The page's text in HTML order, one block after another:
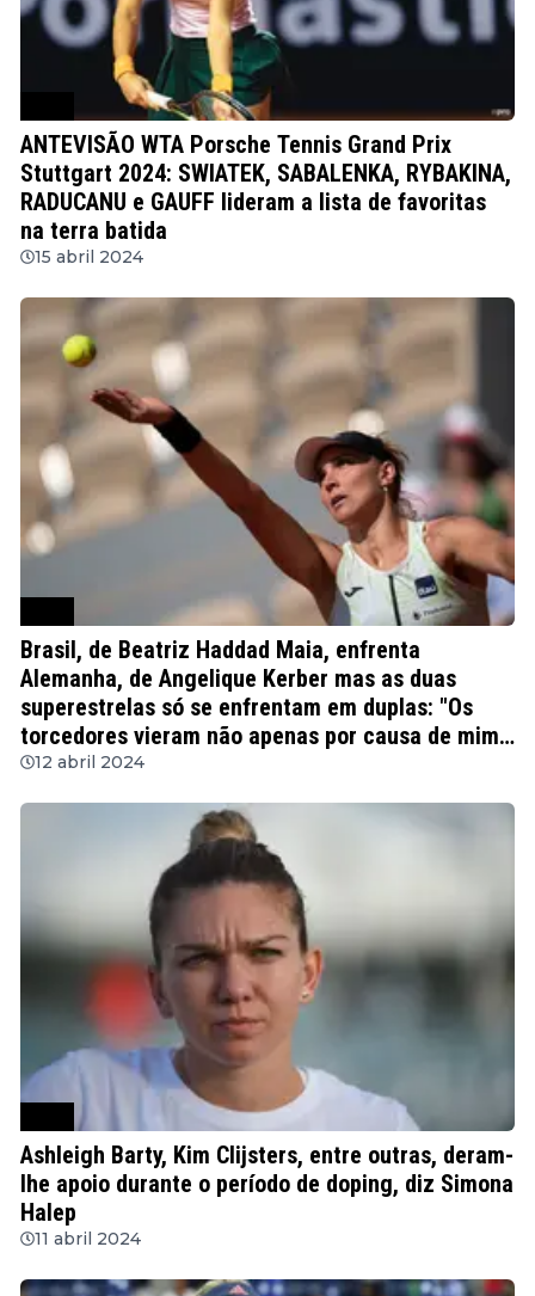
ANTEVISÃO WTA Porsche Tennis Grand Prix
Stuttgart 2024: SWIATEK, SABALENKA, RYBAKINA,
RADUCANU e GAUFF lideram a lista de favoritas
na terra batida
15 abril 2024
Brasil, de Beatriz Haddad Maia, enfrenta
Alemanha, de Angelique Kerber mas as duas
superestrelas só se enfrentam em duplas: "Os
torcedores vieram não apenas por causa de mim,
mas por todas aqui"
12 abril 2024
Ashleigh Barty, Kim Clijsters, entre outras, deram-
lhe apoio durante o período de doping, diz Simona
Halep
11 abril 2024